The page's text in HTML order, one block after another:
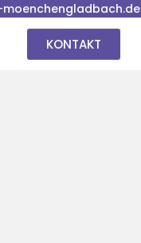
KONTAKT